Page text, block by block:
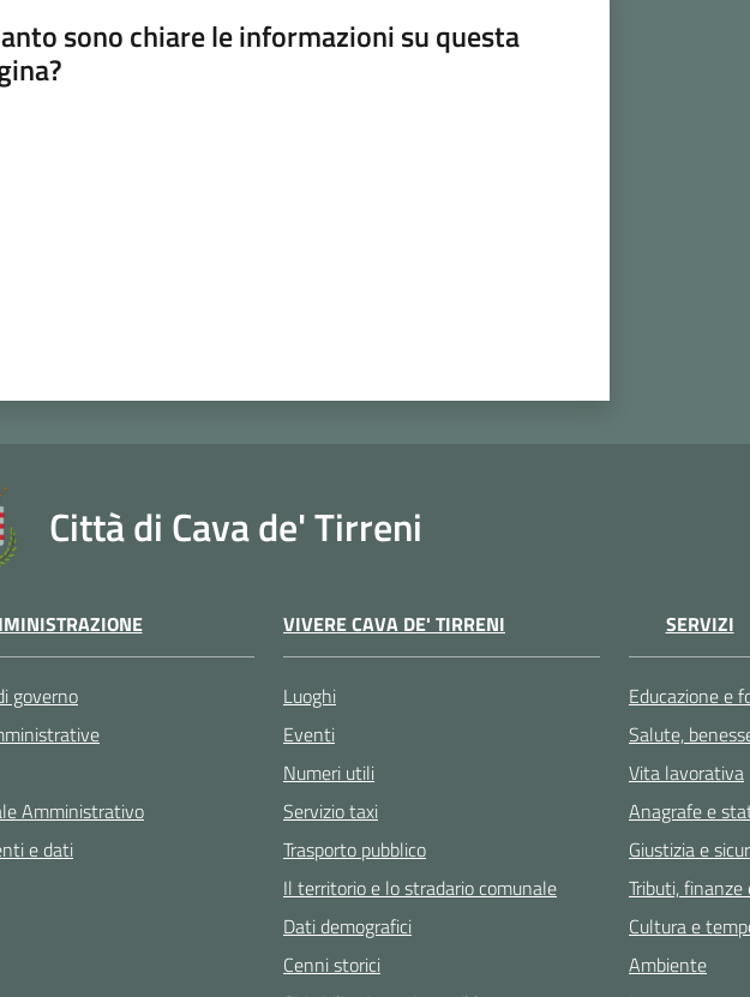
sono chiare le informazioni su questa
Città di Cava de' Tirreni
governo
Amministrativo
e dati
VIVERE CAVA DE' TIRRENI
Luoghi
Eventi
Numeri utili
Servizio taxi
Trasporto pubblico
Il territorio e lo stradario comunale
Dati demografici
Cenni storici
SERVIZI
Educazione e
Salute,
Vita lavorativa
Anagrafe e
Giustizia e
Tributi,
Cultura e
Ambiente